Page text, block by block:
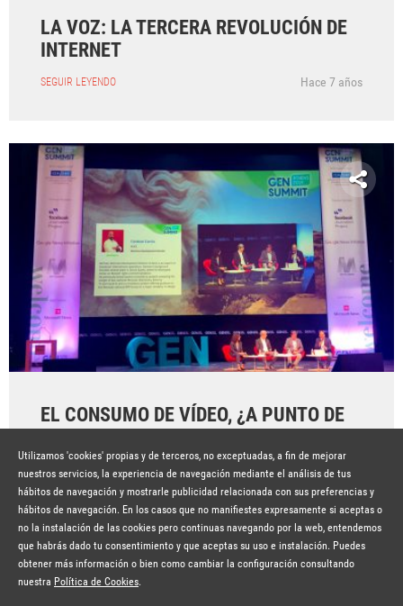
LA VOZ: LA TERCERA REVOLUCIÓN DE
INTERNET
SEGUIR LEYENDO Hace 7 años
EL CONSUMO DE VÍDEO, ¿A PUNTO DE
SEGUIR LEYENDO Hace 7 años
Suscríbete a la newsletter
© Copyright Lavinia 2026 – www.lavinia.tc
Nota Legal
Contacto
Utilizamos 'cookies' propias y de terceros, no exceptuadas, a fin de mejorar
nuestros servicios, la experiencia de navegación mediante el análisis de tus
hábitos de navegación y mostrarle publicidad relacionada con sus preferencias y
hábitos de navegación. En los casos que no manifiestes expresamente si aceptas o
no la instalación de las cookies pero continuas navegando por la web, entendemos
que habrás dado tu consentimiento y que aceptas su uso e instalación. Puedes
obtener más información o bien como cambiar la configuración consultando
nuestra Política de Cookies.